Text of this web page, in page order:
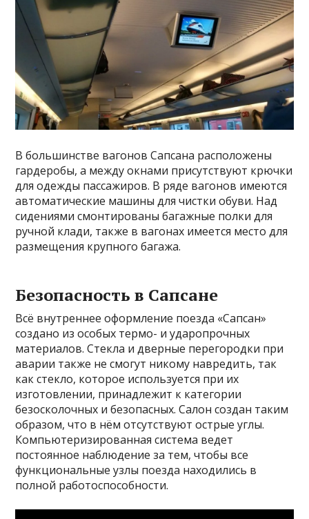
В большинстве вагонов Сапсана расположены
гардеробы, а между окнами присутствуют крючки
для одежды пассажиров. В ряде вагонов имеются
автоматические машины для чистки обуви. Над
сидениями смонтированы багажные полки для
ручной клади, также в вагонах имеется место для
размещения крупного багажа.
Безопасность в Сапсане
Всё внутреннее оформление поезда «Сапсан»
создано из особых термо- и ударопрочных
материалов. Стекла и дверные перегородки при
аварии также не смогут никому навредить, так
как стекло, которое используется при их
изготовлении, принадлежит к категории
безосколочных и безопасных. Салон создан таким
образом, что в нём отсутствуют острые углы.
Компьютеризированная система ведет
постоянное наблюдение за тем, чтобы все
функциональные узлы поезда находились в
полной работоспособности.